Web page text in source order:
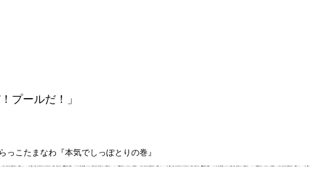
プールだ！」
っこたまなわ『本気でしっぽとりの巻』